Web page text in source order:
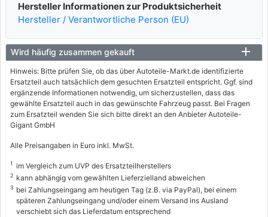
11/2005 - 12/2015
Hersteller Informationen zur Produktsicherheit
Hersteller / Verantwortliche Person (EU)
Wird häufig zusammen gekauft
Hinweis: Bitte prüfen Sie, ob das über Autoteile-Markt.de identifizierte
Ersatzteil auch tatsächlich dem gesuchten Ersatzteil entspricht. Ggf. sind
ergänzende Informationen notwendig, um sicherzustellen, dass das
gewählte Ersatzteil auch in das gewünschte Fahrzeug passt. Bei Fragen
zum Ersatzteil wenden Sie sich bitte direkt an den Anbieter Autoteile-
Gigant GmbH
Alle Preisangaben in Euro inkl. MwSt.
1 im Vergleich zum UVP des Ersatzteilherstellers
2 kann abhängig vom gewählten Lieferzielland abweichen
3 bei Zahlungseingang am heutigen Tag (z.B. via PayPal), bei einem
späteren Zahlungseingang und/oder einem Versand ins Ausland
verschiebt sich das Lieferdatum entsprechend